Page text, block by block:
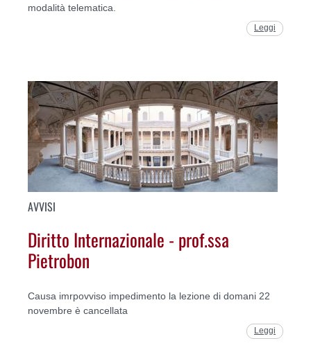
modalità telematica.
Leggi
AVVISI
Diritto Internazionale - prof.ssa
Pietrobon
Causa imrpovviso impedimento la lezione di domani 22
novembre è cancellata
Leggi